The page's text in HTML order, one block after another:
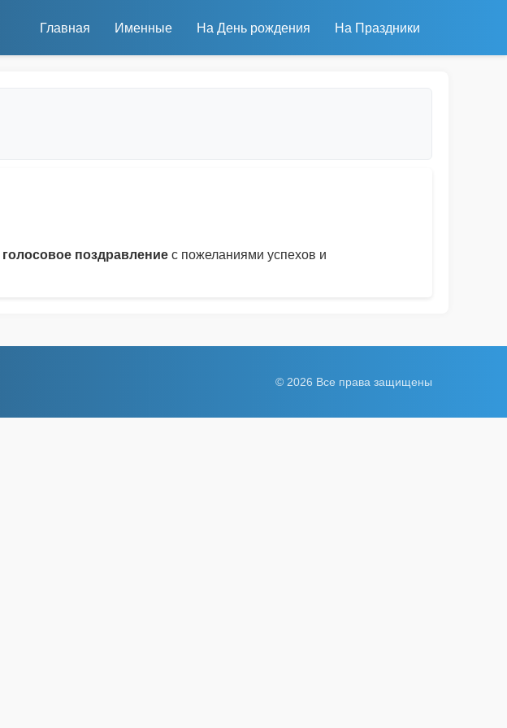
Главная Именные На День рождения На Праздники
голосовое поздравление с пожеланиями успехов и
© 2026 Все права защищены